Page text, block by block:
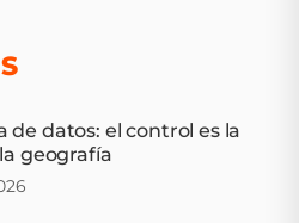
de datos: el control es la
geografía